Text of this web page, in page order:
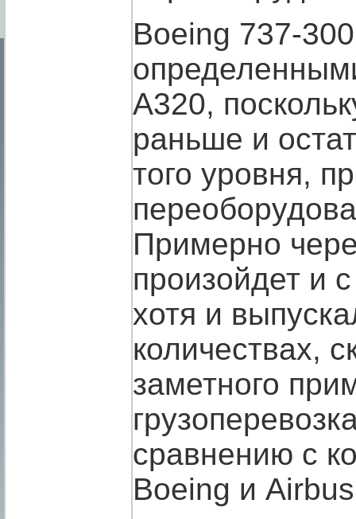
Boeing 737-
А320,
раньше и
того уровня,
Примерно
произойдет и
хотя и
количествах,
заметного
сравнению с
Boeing и